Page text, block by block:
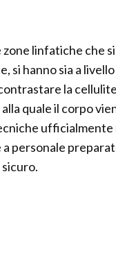
linfatiche che
si hanno sia a
la
quale il corpo
personale